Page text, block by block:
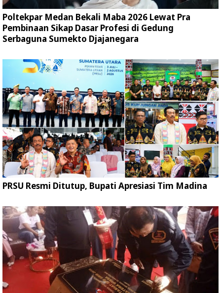
Poltekpar Medan Bekali Maba 2026 Lewat Pra
Pembinaan Sikap Dasar Profesi di Gedung
Serbaguna Sumekto Djajanegara
PRSU Resmi Ditutup, Bupati Apresiasi Tim Madina